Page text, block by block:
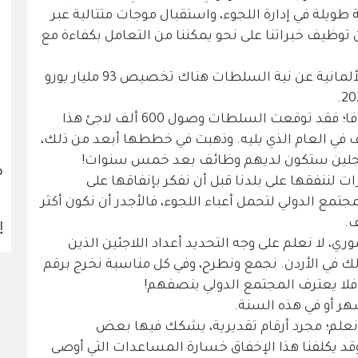
طويلة في إدارة اللجوء، واستقبال موجات متتالية عبر
خبراتنا على نحو يمكننا من التعامل بكفاءة مع
قبل يومين، كشفت مجلة "دير شبيغل" الألمانية عن نية السلطات هناك تخصيص 93 مليار يورو
تقدير هذا المبلغ في الموازنة لم يكن جزافا؛ فقد توقعت السلطات وصول 600 ألف لاجئ هذا
و400 ألف العام المقبل، و300 ألف في العام الذي يليه. وذهبت في خططها أبعد من ذلك،
لننفقها على بلدنا قبل أن نفكر بإنفاقها على
الدولي لتحمل أعباء اللجوء، فالأجدر أن نكون أكثر
لا نعلم على وجه التحديد أعداد اللاجئين الذين
ذلك في الأردن. نجمع ونطرح، وفي كل مناسبة نخرج برقم
أو في هذه السنة.
مجرد أرقام تقديرية، يشكك فيها بعض
يكلفنا هذا الإخفاق خسارة المساعدات التي أوصى